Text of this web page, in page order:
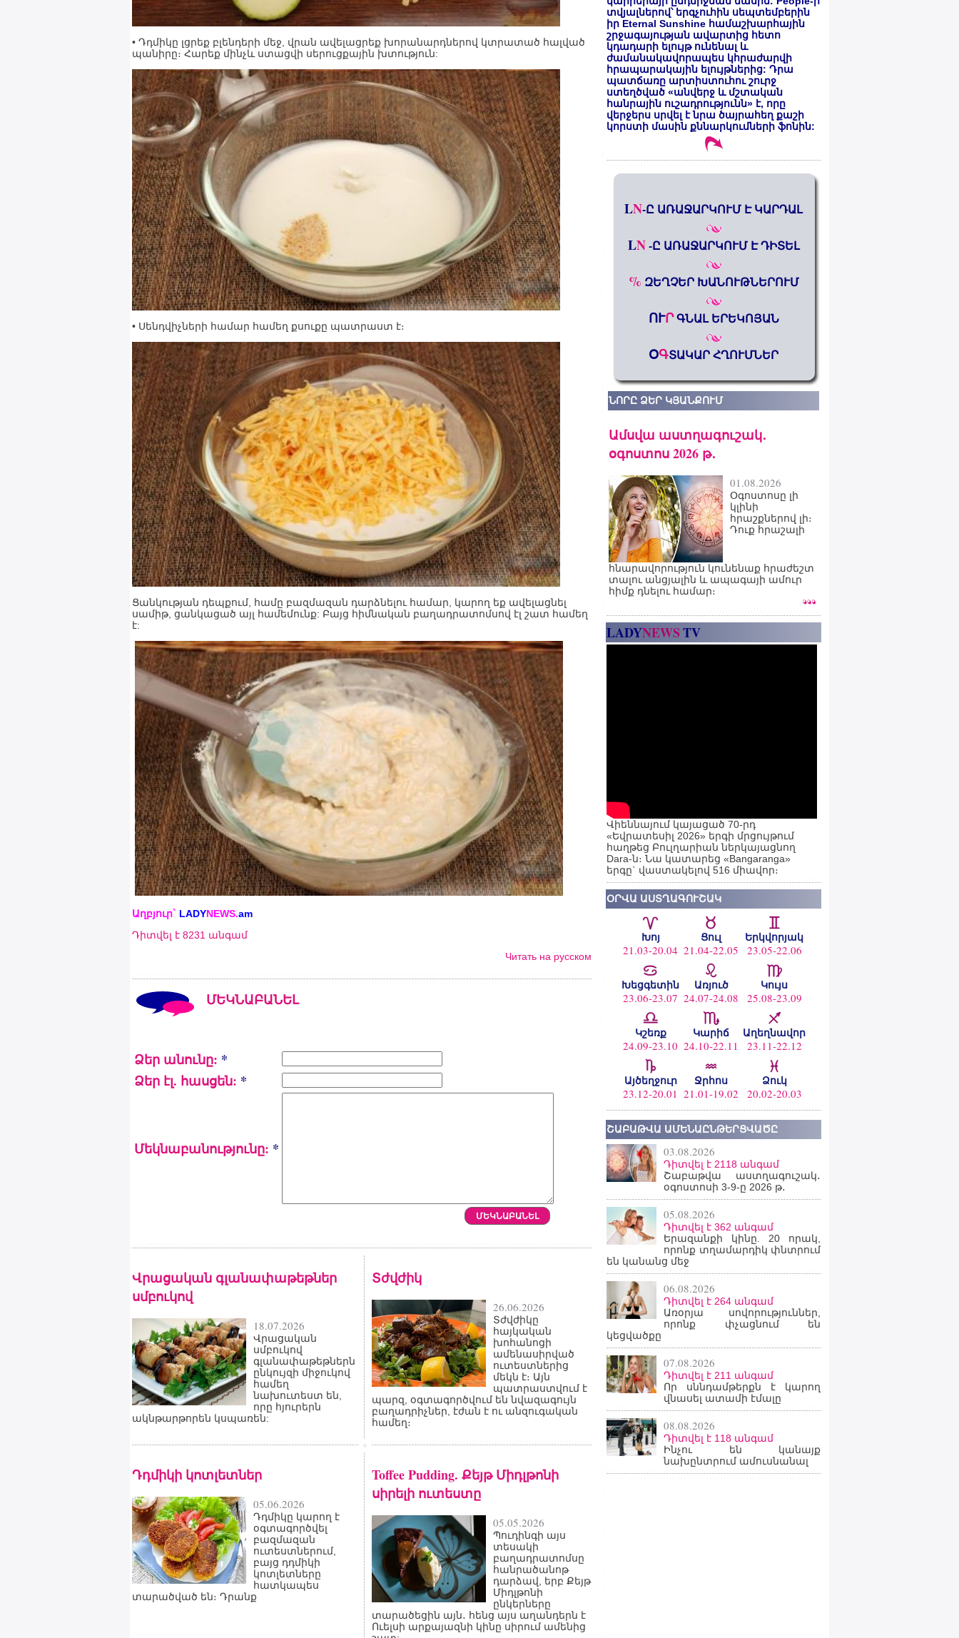
• Դդմիկը լցրեք բլենդերի մեջ, վրան ավելացրեք խորանարդներով կտրատած հալված
պանիրը։ Հարեք մինչև ստացվի սերուցքային խտություն:
• Սենդվիչների համար համեղ քսուքը պատրաստ է։
Ցանկության դեպքում, համը բազմազան դարձնելու համար, կարող եք ավելացնել
սամիթ, ցանկացած այլ համեմունք: Բայց հիմնական բաղադրատոմսով էլ շատ համեղ
է:
Աղբյուր` LADYNEWS.am
Դիտվել է 8231 անգամ
Читать на русском
ՄԵԿՆԱԲԱՆԵԼ
Ձեր անունը: *
Ձեր էլ. հասցեն: *
Մեկնաբանությունը: *
Վրացական գլանափաթեթներ
սմբուկով
18.07.2026
Վրացական
սմբուկով
գլանափաթեթներն
ընկույզի միջուկով
համեղ
նախուտեստ են,
որը հյուրերն
ակնթարթորեն կսպառեն:
Տժվժիկ
26.06.2026
Տժվժիկը
հայկական
խոհանոցի
ամենասիրված
ուտեստներից
մեկն է։ Այն
պատրաստվում է
պարզ, օգտագործվում են նվազագույն
բաղադրիչներ, էժան է ու անզուգական
համեղ։
Դդմիկի կոտլետներ
05.06.2026
Դդմիկը կարող է
օգտագործվել
բազմազան
ուտեստներում,
բայց դդմիկի
կոտլետները
հատկապես
տարածված են։ Դրանք
Toffee Pudding. Քեյթ Միդլթոնի
սիրելի ուտեստը
05.05.2026
Պուդինգի այս
տեսակի
բաղադրատոմսը
հանրածանոթ
դարձավ, երբ Քեյթ
Միդլթոնի
ընկերները
տարածեցին այն․ հենց այս աղանդերն է
Ուելսի արքայազնի կինը սիրում ամենից
տվյալներով՝ երգչուհին սեպտեմբերին
իր Eternal Sunshine համաշխարհային
շրջագայության ավարտից հետո
կդադարի ելույթ ունենալ և
ժամանակավորապես կհրաժարվի
հրապարակային ելույթներից: Դրա
պատճառը արտիստուհու շուրջ
ստեղծված «անվերջ և մշտական
հանրային ուշադրությունն» է, որը
վերջերս սրվել է նրա ծայրահեղ քաշի
կորստի մասին քննարկումների ֆոնին:
LN-Ը ԱՌԱՋԱՐԿՈՒՄ Է ԿԱՐԴԱԼ
LN-Ը ԱՌԱՋԱՐԿՈՒՄ Է ԴԻՏԵԼ
% ԶԵՂՉԵՐ ԽԱՆՈՒԹՆԵՐՈՒՄ
ՈՒՐԳՆԱԼ ԵՐԵԿՈՅԱՆ
ՕԳՏԱԿԱՐ ՀՂՈՒՄՆԵՐ
ՆՈՐԸ ՁԵՐ ԿՅԱՆՔՈՒՄ
Ամսվա աստղագուշակ․
օգոստոս 2026 թ․
01.08.2026
Օգոստոսը լի
կլինի
հրաշքներով լի։
Դուք հրաշալի
հնարավորություն կունենաք հրաժեշտ
տալու անցյալին և ապագայի ամուր
հիմք դնելու համար։
LADYNEWSTV
Վիեննայում կայացած 70-րդ
«Եվրատեսիլ 2026» երգի մրցույթում
հաղթեց Բուլղարիան ներկայացնող
Dara-ն։ Նա կատարեց «Bangaranga»
երգը` վաստակելով 516 միավոր։
ՕՐՎԱ ԱՍՏՂԱԳՈՒՇԱԿ
Խոյ
21.03-20.04
Ցուլ
21.04-22.05
Երկվորյակ
23.05-22.06
Խեցգետին
23.06-23.07
Առյուծ
24.07-24.08
Կույս
25.08-23.09
Կշեռք
24.09-23.10
Կարիճ
24.10-22.11
Աղեղնավոր
23.11-22.12
Այծեղջուր
23.12-20.01
Ջրհոս
21.01-19.02
Ձուկ
20.02-20.03
ՇԱԲԱԹՎԱ ԱՄԵՆԱԸՆԹԵՐՑՎԱԾԸ
03.08.2026
Դիտվել է 2118 անգամ
Շաբաթվա աստղագուշակ․
օգոստոսի 3-9-ը 2026 թ․
05.08.2026
Դիտվել է 362 անգամ
Երազանքի կինը. 20 որակ,
որոնք տղամարդիկ փնտրում
են կանանց մեջ
06.08.2026
Դիտվել է 264 անգամ
Առօրյա սովորություններ,
որոնք փչացնում են
կեցվածքը
07.08.2026
Դիտվել է 211 անգամ
Որ սննդամթերքն է կարող
վնասել ատամի էմալը
08.08.2026
Դիտվել է 118 անգամ
Ինչու են կանայք
նախընտրում ամուսնանալ